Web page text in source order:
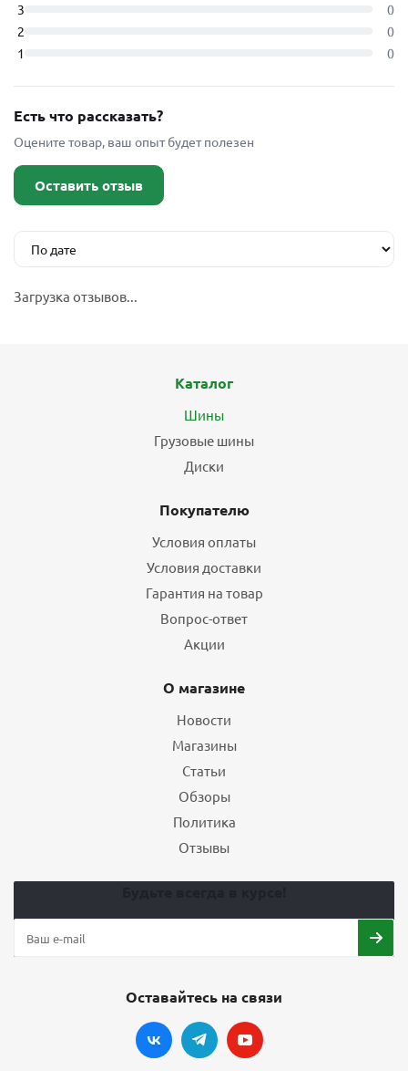
3
0
2
0
1
0
Есть что рассказать?
Оцените товар, ваш опыт будет полезен
Оставить отзыв
Загрузка отзывов...
Каталог
Шины
Грузовые шины
Диски
Покупателю
Условия оплаты
Условия доставки
Гарантия на товар
Вопрос-ответ
Акции
О магазине
Новости
Магазины
Статьи
Обзоры
Политика
Отзывы
Оставайтесь на связи